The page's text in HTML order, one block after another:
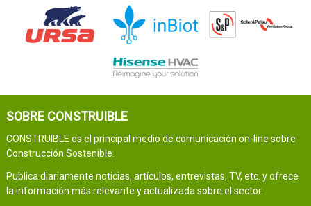
SOBRE CONSTRUIBLE
CONSTRUIBLE es el principal medio de comunicación on-line sobre
Construcción Sostenible.
Publica diariamente noticias, artículos, entrevistas, TV, etc. y ofrece
la información más relevante y actualizada sobre el sector.